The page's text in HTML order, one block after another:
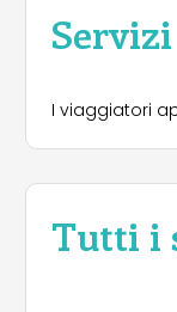
natura. Sono
Piazzole
La struttura
servizi
Servizi
I viaggiatori
Tutti i